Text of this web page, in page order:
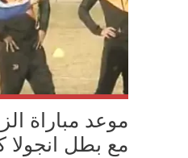
موعد مباراة
مع بطل